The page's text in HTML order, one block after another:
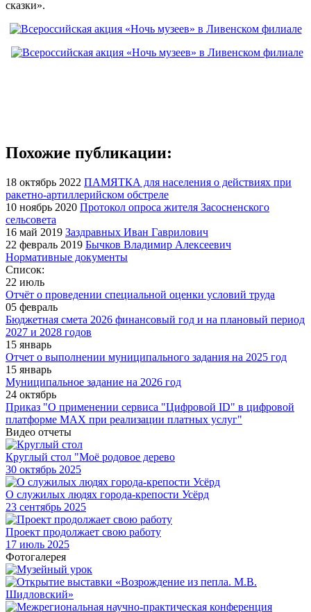
сказки».
Похожие публикации:
18 октябрь 2022 ПАМЯТКА для населения о действиях при
ракетно-артиллерийском обстреле
10 ноябрь 2020 Протокол опроса жителя Засосненского
сельсовета
16 май 2019 Заздравных Иван Гаврилович
22 февраль 2019 Бычков Владимир Алексеевич
Нормативные документы
Список:
22 июль
Отчёт о проведении специальной оценки условий труда
05 февраль
Бюджетная смета 2026 финансовый год и на плановый период
2027 и 2028 годов
15 январь
Отчет о выполнении муниципального задания на 2025 год
15 январь
Муниципальное задание на 2026 год
24 октябрь
Приказ "О применении сервиса "Цифровой ID" в цифровой
платформе МАХ при реализации платных услуг"
Видео отчеты
Круглый стол "Моё родовое дерево
30 октябрь 2025
О служилых людях города-крепости Усёрд
23 сентябрь 2025
Проект продолжает свою работу
17 июль 2025
Фотогалерея